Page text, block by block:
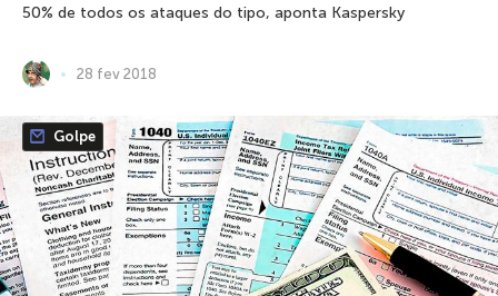
50% de todos os ataques do tipo, aponta Kaspersky
28 fev 2018
Golpe